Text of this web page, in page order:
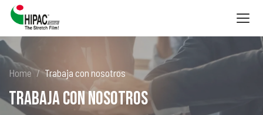
Home Trabaja con nosotros
Trabaja con nosotros